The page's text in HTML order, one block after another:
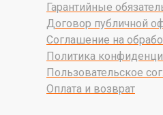
Гарантийные
Договор публичной
Соглашение на
Политика
Пользовательское
Оплата и возврат